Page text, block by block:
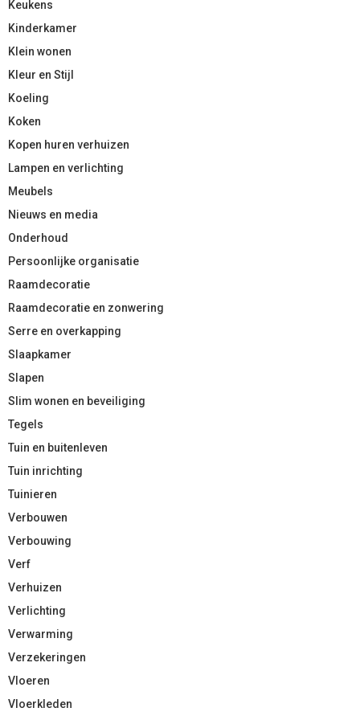
Keukens
Kinderkamer
Klein wonen
Kleur en Stijl
Koeling
Koken
Kopen huren verhuizen
Lampen en verlichting
Meubels
Nieuws en media
Onderhoud
Persoonlijke organisatie
Raamdecoratie
Raamdecoratie en zonwering
Serre en overkapping
Slaapkamer
Slapen
Slim wonen en beveiliging
Tegels
Tuin en buitenleven
Tuin inrichting
Tuinieren
Verbouwen
Verbouwing
Verf
Verhuizen
Verlichting
Verwarming
Verzekeringen
Vloeren
Vloerkleden